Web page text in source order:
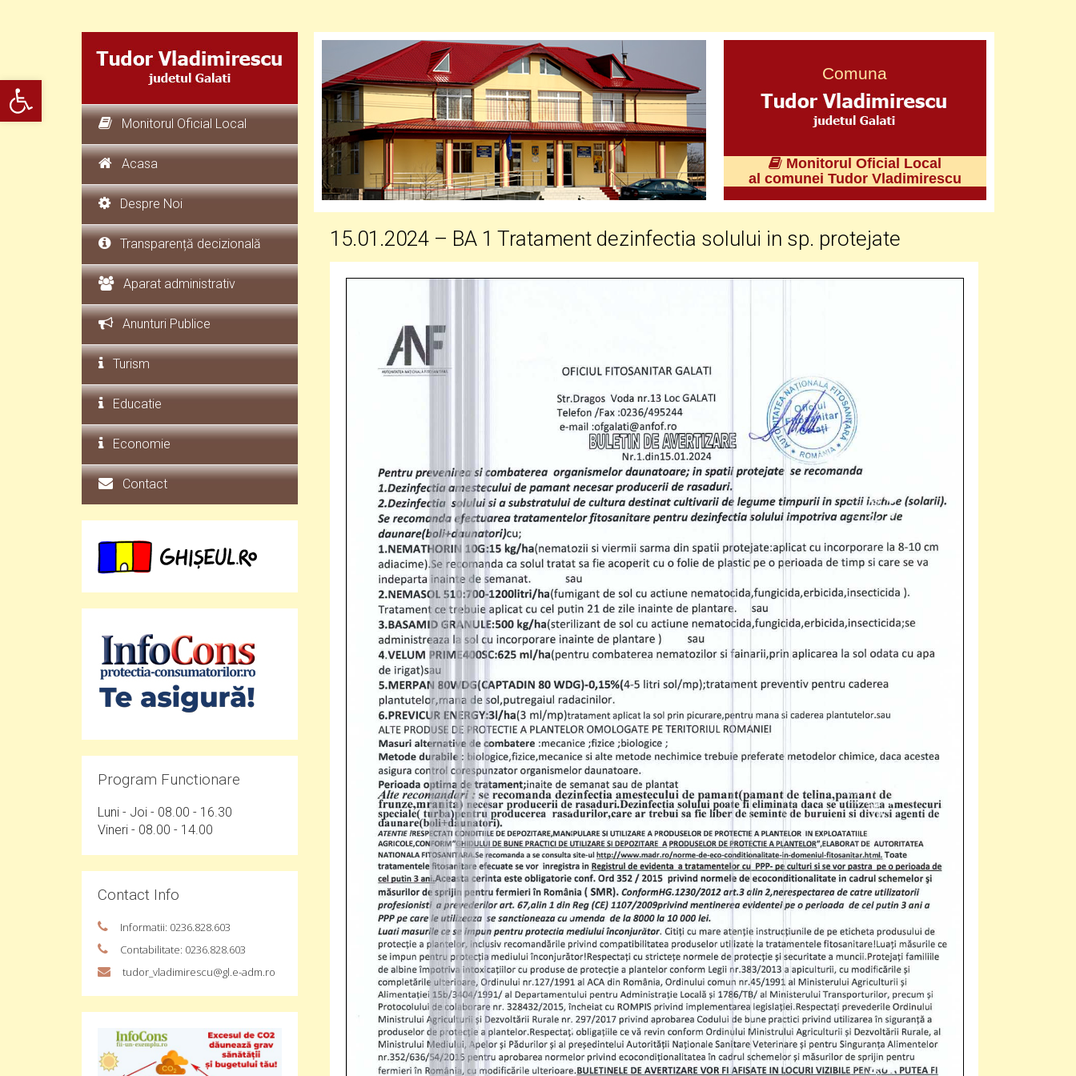
Deschide bara de unelte
Monitorul Oficial Local
Acasa
Despre Noi
Transparență decizională
Aparat administrativ
Anunturi Publice
Turism
Educatie
Economie
Contact
Program Functionare
Luni - Joi - 08.00 - 16.30
Vineri - 08.00 - 14.00
Contact Info
Informatii: 0236.828.603
Contabilitate: 0236.828.603
tudor_vladimirescu@gl.e-adm.ro
Comuna
Monitorul Oficial Local
al comunei Tudor Vladimirescu
15.01.2024 – BA 1 Tratament dezinfectia solului in sp. protejate